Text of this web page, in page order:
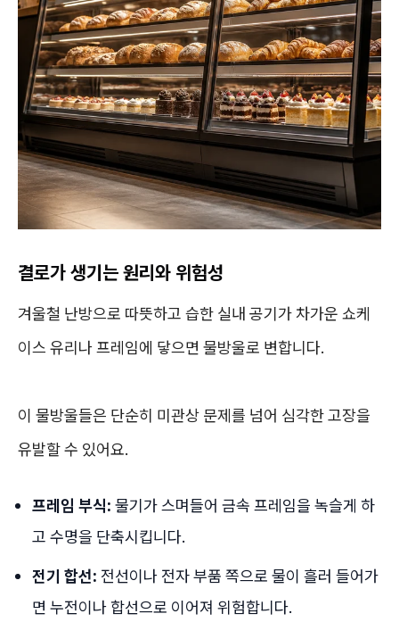
결로가 생기는 원리와 위험성
겨울철 난방으로 따뜻하고 습한 실내 공기가 차가운 쇼케
이스 유리나 프레임에 닿으면 물방울로 변합니다.
이 물방울들은 단순히 미관상 문제를 넘어 심각한 고장을
유발할 수 있어요.
프레임 부식: 물기가 스며들어 금속 프레임을 녹슬게 하
고 수명을 단축시킵니다.
전기 합선: 전선이나 전자 부품 쪽으로 물이 흘러 들어가
면 누전이나 합선으로 이어져 위험합니다.